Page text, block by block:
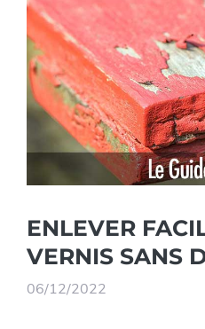
ENLEVER
VERNIS SANS
06/12/2022